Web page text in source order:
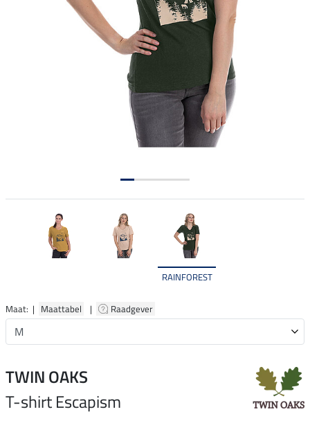
RAINFOREST
Maat: | Maattabel | Raadgever
TWIN OAKS
T-shirt Escapism